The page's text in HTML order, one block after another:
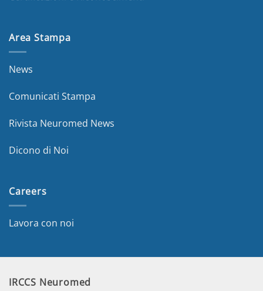
Area Stampa
News
Comunicati Stampa
Rivista Neuromed News
Dicono di Noi
Careers
Lavora con noi
IRCCS Neuromed